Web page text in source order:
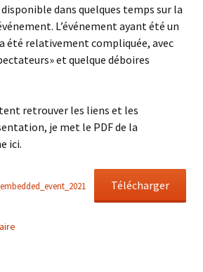
dans quelques temps sur la
L’événement ayant été un
été relativement compliquée, avec
et quelque déboires
retrouver les liens et les
je met le PDF de la
ici.
Télécharger